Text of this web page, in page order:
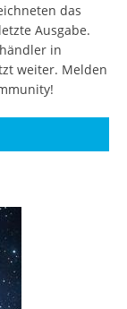
das
Ausgabe.
in
weiter. Melden